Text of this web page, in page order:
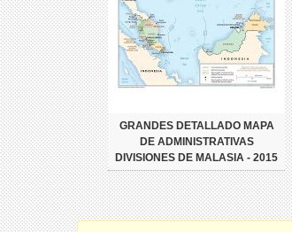
GRANDES DETALLADO MAPA
DE ADMINISTRATIVAS
DIVISIONES DE MALASIA - 2015